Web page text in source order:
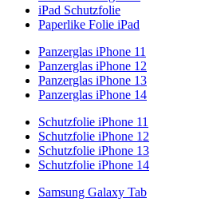
iPad Schutzfolie
Paperlike Folie iPad
Panzerglas iPhone 11
Panzerglas iPhone 12
Panzerglas iPhone 13
Panzerglas iPhone 14
Schutzfolie iPhone 11
Schutzfolie iPhone 12
Schutzfolie iPhone 13
Schutzfolie iPhone 14
Samsung Galaxy Tab